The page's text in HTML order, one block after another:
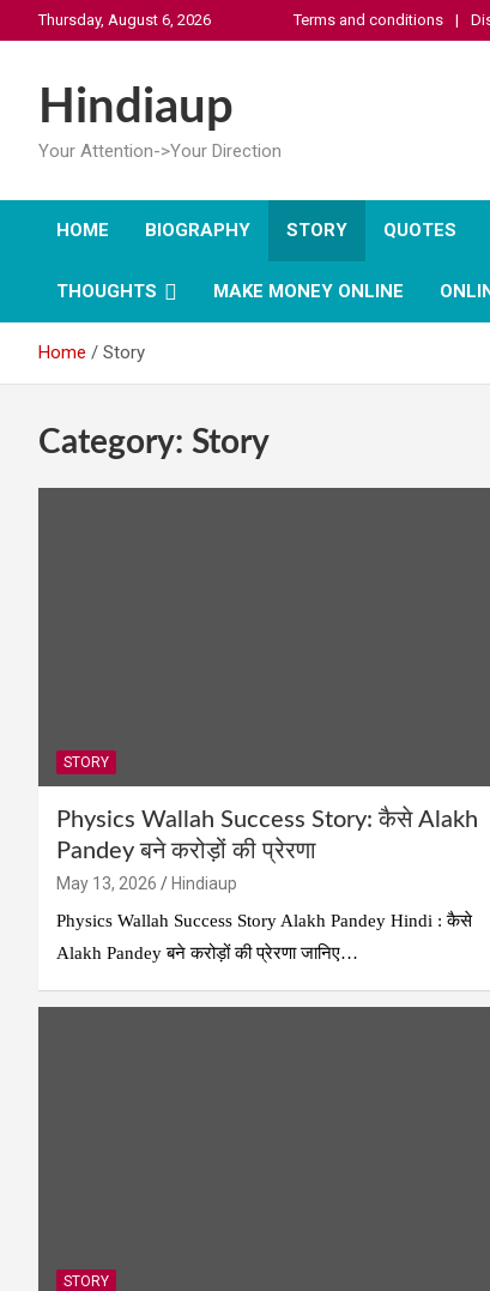
to
Thursday, August 6, 2026 Terms and conditions
Hindiaup
Your Attention->Your Direction
HOME BIOGRAPHY STORY QUOTES
THOUGHTS MAKE MONEY ONLINE
Home Story
Category: Story
STORY
Physics Wallah Success Story: कैसे Alakh
Pandey बने करोड़ों की प्रेरणा
May 13, 2026
Hindiaup
Physics Wallah Success Story Alakh Pandey Hindi : कैसे
Alakh Pandey बने करोड़ों की प्रेरणा जानिए…
STORY